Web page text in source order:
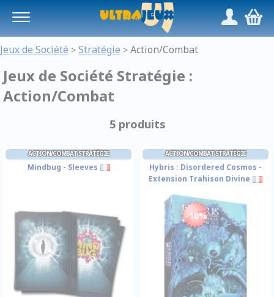
/,
Jeux de Société > Stratégie > Action/Combat
Jeux de Société Stratégie :
Action/Combat
5 produits
ACTION/COMBAT STRATÉGIE
Mindbug - Sleeves
ACTION/COMBAT STRATÉGIE
Hybris : Disordered Cosmos -
Extension Trahison Divine
-10%